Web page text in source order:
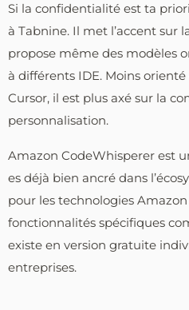
Si la confidentialité est ta
à Tabnine. Il met l’accent sur
propose même des modèles
à différents IDE. Moins
Cursor, il est plus axé sur la
personnalisation.
Amazon CodeWhisperer est
es déjà bien ancré dans
pour les technologies
fonctionnalités spécifiques
existe en version gratuite
entreprises.